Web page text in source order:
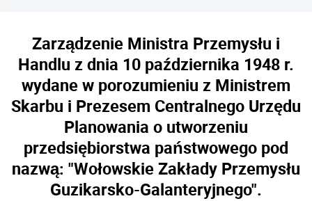
Zarządzenie Ministra Przemysłu i
Handlu z dnia 10 października 1948 r.
wydane w porozumieniu z Ministrem
Skarbu i Prezesem Centralnego Urzędu
Planowania o utworzeniu
przedsiębiorstwa państwowego pod
nazwą: "Wołowskie Zakłady Przemysłu
Guzikarsko-Galanteryjnego".